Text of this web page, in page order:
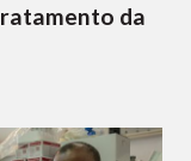
da